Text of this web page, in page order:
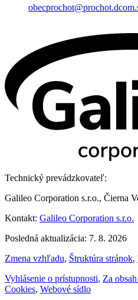
Technický prevádzkovateľ:
Galileo Corporation s.r.o., Čierna
Kontakt: Galileo Corporation s.r.o.
Posledná aktualizácia: 7. 8. 2026
Zmena vzhľadu, Štruktúra stránok,
Vyhlásenie o prístupnosti, Za
Cookies, Webové sídlo